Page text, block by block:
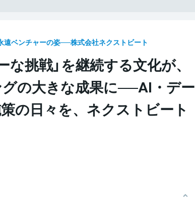
遠ベンチャーの姿──株式会社ネクストビート
な挑戦」を継続する文化が、
の大きな成果に──AI・デー
の日々を、ネクストビート